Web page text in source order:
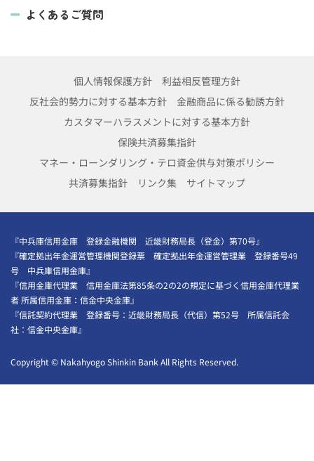
よくあるご質問
個人情報保護方針
利益相反管理方針
反社会的勢力に対する基本方針
金融商品に係る勧誘方針
カスタマーハラスメントに対する基本方針
保険共済募集指針
マネー・ローンダリング・テロ資金供与対策ポリシー
共済募集指針
リンク集 サイトマップ
『中兵庫信用金庫 登録金融機関 近畿財務局長（登金）第70号』
『確定拠出年金運営管理機関登録票 確定拠出年金運営管理業 登録番号49
号 中兵庫信用金庫』
『信用金庫代理業 信用金庫法第85条の2の2の規定に基づく信用金庫代理業
者 所属信用金庫：信金中央金庫』
『信託契約代理業 登録番号：近畿財務局長（代信）第52号 所属信託会
社：信金中央金庫』
Copyright © Nakahyogo Shinkin Bank All Rights Reserved.